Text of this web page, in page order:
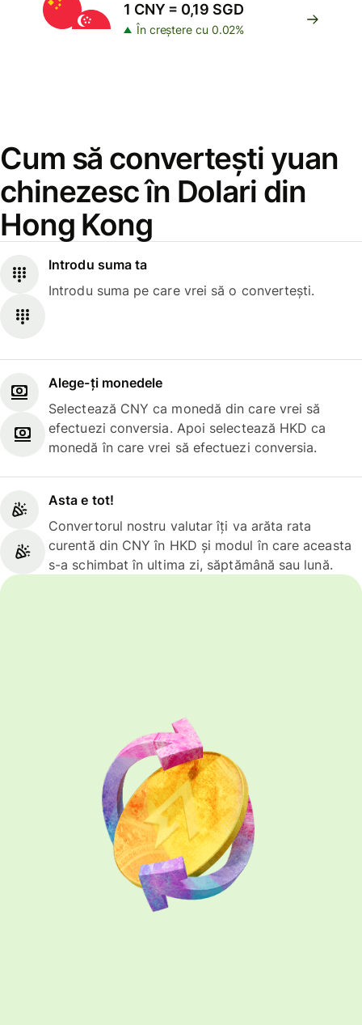
1 CNY = 0,19 SGD
În creștere cu 0.02%
Cum să convertești yuan
chinezesc în Dolari din
Hong Kong
Introdu suma ta
Introdu suma pe care vrei să o convertești.
Alege-ți monedele
Selectează CNY ca monedă din care vrei să
efectuezi conversia. Apoi selectează HKD ca
monedă în care vrei să efectuezi conversia.
Asta e tot!
Convertorul nostru valutar îți va arăta rata
curentă din CNY în HKD și modul în care aceasta
s-a schimbat în ultima zi, săptămână sau lună.